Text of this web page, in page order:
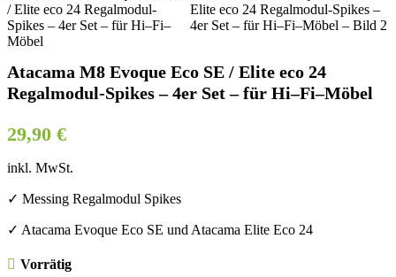
Atacama M8 Evoque Eco SE / Elite eco 24
Regalmodul-Spikes – 4er Set – für Hi–Fi–Möbel
29,90 €
inkl. MwSt.
✓ Messing Regalmodul Spikes
✓ Atacama Evoque Eco SE und Atacama Elite Eco 24
Vorrätig